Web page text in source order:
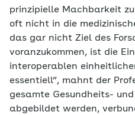
prinzipielle Machbarkeit
oft nicht in die
das gar nicht Ziel des
voranzukommen, ist die
interoperablen
essentiell“, mahnt der
gesamte Gesundheits-
abgebildet werden,